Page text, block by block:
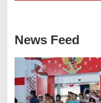
News Feed